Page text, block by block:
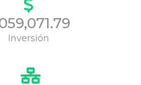
Inversión